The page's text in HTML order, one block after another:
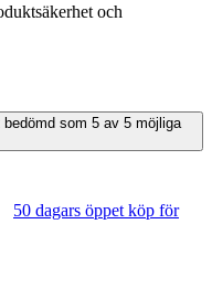
och
som 5 av 5 möjliga
50 dagars öppet köp för